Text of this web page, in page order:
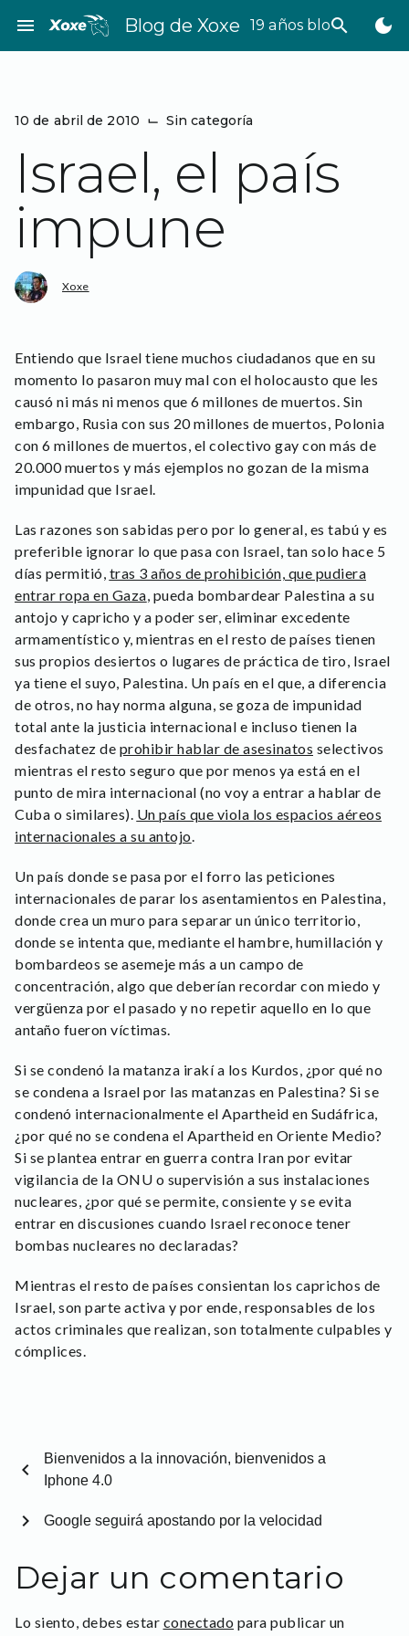
contenido
menu Blog de Xoxe 19 años bloggeando
search dark_mode
10 de abril de 2010 ⌙ Sin categoría
Israel, el país
impune
Xoxe
Entiendo que Israel tiene muchos ciudadanos que en su
momento lo pasaron muy mal con el holocausto que les
causó ni más ni menos que 6 millones de muertos. Sin
embargo, Rusia con sus 20 millones de muertos, Polonia
con 6 millones de muertos, el colectivo gay con más de
20.000 muertos y más ejemplos no gozan de la misma
impunidad que Israel.
Las razones son sabidas pero por lo general, es tabú y es
preferible ignorar lo que pasa con Israel, tan solo hace 5
días permitió, tras 3 años de prohibición, que pudiera
entrar ropa en Gaza, pueda bombardear Palestina a su
antojo y capricho y a poder ser, eliminar excedente
armamentístico y, mientras en el resto de países tienen
sus propios desiertos o lugares de práctica de tiro, Israel
ya tiene el suyo, Palestina. Un país en el que, a diferencia
de otros, no hay norma alguna, se goza de impunidad
total ante la justicia internacional e incluso tienen la
desfachatez de prohibir hablar de asesinatos selectivos
mientras el resto seguro que por menos ya está en el
punto de mira internacional (no voy a entrar a hablar de
Cuba o similares). Un país que viola los espacios aéreos
internacionales a su antojo.
Un país donde se pasa por el forro las peticiones
internacionales de parar los asentamientos en Palestina,
donde crea un muro para separar un único territorio,
donde se intenta que, mediante el hambre, humillación y
bombardeos se asemeje más a un campo de
concentración, algo que deberían recordar con miedo y
vergüenza por el pasado y no repetir aquello en lo que
antaño fueron víctimas.
Si se condenó la matanza irakí a los Kurdos, ¿por qué no
se condena a Israel por las matanzas en Palestina? Si se
condenó internacionalmente el Apartheid en Sudáfrica,
¿por qué no se condena el Apartheid en Oriente Medio?
Si se plantea entrar en guerra contra Iran por evitar
vigilancia de la ONU o supervisión a sus instalaciones
nucleares, ¿por qué se permite, consiente y se evita
entrar en discusiones cuando Israel reconoce tener
bombas nucleares no declaradas?
Mientras el resto de países consientan los caprichos de
Israel, son parte activa y por ende, responsables de los
actos criminales que realizan, son totalmente culpables y
cómplices.
chevron_left
Bienvenidos a la innovación, bienvenidos a
Iphone 4.0
Google seguirá apostando por la velocidad
chevron_right
Dejar un comentario
Lo siento, debes estar conectado para publicar un